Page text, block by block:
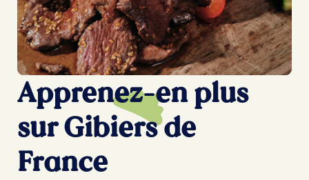
Apprenez-en plus
sur Gibiers de
France